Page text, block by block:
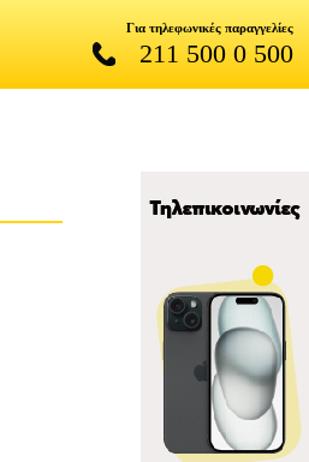
Για τηλεφωνικές παραγγελίες
211 500 0 500